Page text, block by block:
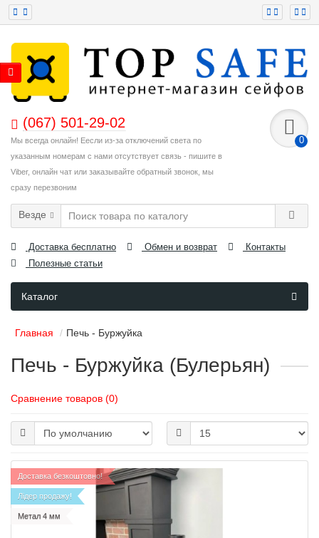
(067) 501-29-02
Мы всегда онлайн! Еесли из-за отключений света по
указанным номерам с нами отсутствует связь - пишите в
Viber, онлайн чат или заказывайте обратный звонок, мы
сразу перезвоним
0
Везде
Доставка бесплатно Обмен и возврат
Контакты
Полезные статьи
Каталог
Главная Печь - Буржуйка
Печь - Буржуйка (Булерьян)
Сравнение товаров (0)
Доставка безкоштовно!
Лідер продажу!
Метал 4 мм